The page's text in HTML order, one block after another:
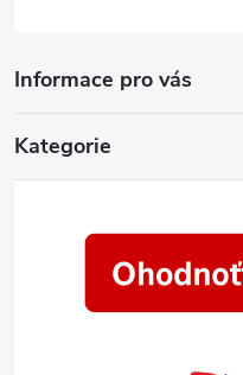
Informace pro vás
Kategorie